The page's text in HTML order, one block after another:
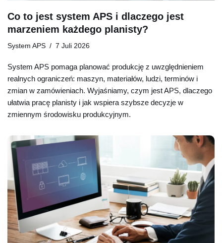
Co to jest system APS i dlaczego jest
marzeniem każdego planisty?
System APS 7 Juli 2026
System APS pomaga planować produkcję z uwzględnieniem
realnych ograniczeń: maszyn, materiałów, ludzi, terminów i
zmian w zamówieniach. Wyjaśniamy, czym jest APS, dlaczego
ułatwia pracę planisty i jak wspiera szybsze decyzje w
zmiennym środowisku produkcyjnym.